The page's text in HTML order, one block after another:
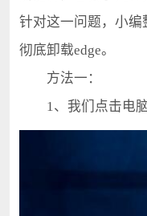
针对这一问题，小编
彻底卸载edge。
方法一：
1、我们点击电脑